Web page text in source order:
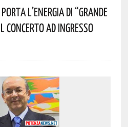
L’energia Di “Grande
Concerto Ad Ingresso